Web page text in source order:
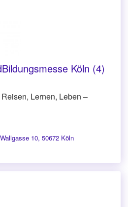
Köln (4)
Lernen, Leben –
10, 50672 Köln